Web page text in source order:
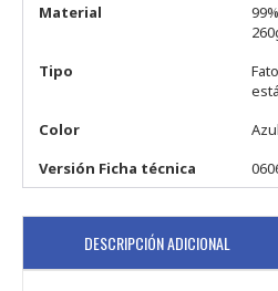
Material
Tipo
Color
Versión Ficha técnica
DESCRIPCIÓN ADICIONAL